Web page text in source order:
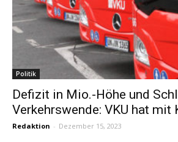
Politik
Defizit in Mio.-Höhe und
Verkehrswende: VKU hat mit
Redaktion - Dezember 15, 2023